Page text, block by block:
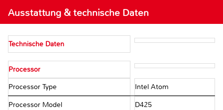
Ausstattung & technische Daten
Technische Daten
Processor
Processor Type Intel Atom
Processor Model D425